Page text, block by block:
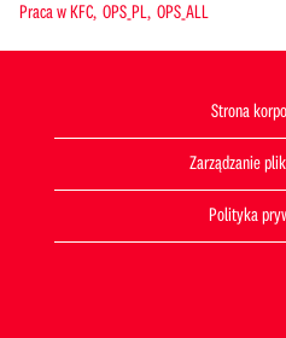
Praca w KFC, OPS_PL, OPS_ALL
Strona
Zarządzanie
Polityka